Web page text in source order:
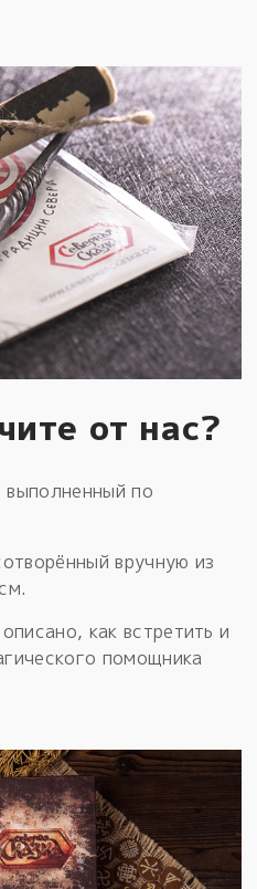
от нас?
выполненный по
вручную из
как встретить и
помощника